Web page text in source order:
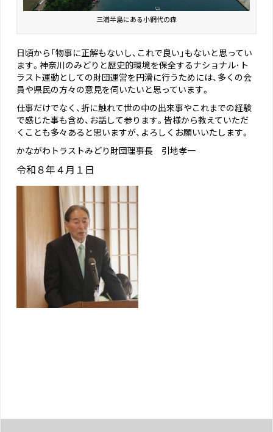
三浦半島にある小網代の森
日頃から「物事に正解もないし、これで良い」もないと思ってい
ます。神奈川のみどりと歴史的環境を保全するナショナル･ト
ラスト運動としての財団運営を円滑に行うためには、多くの会
員や県民の方々の意見を伺いたいと思っています。
仕事だけでなく、折に触れて世の中の出来事やこれまでの経験
で感じた事も含め、お話して参ります。皆様から教えていただ
くことも多々あると思いますが、よろしくお願いいたします。
かながわトラストみどり財団理事長 引地孝一
令和８年４月１日